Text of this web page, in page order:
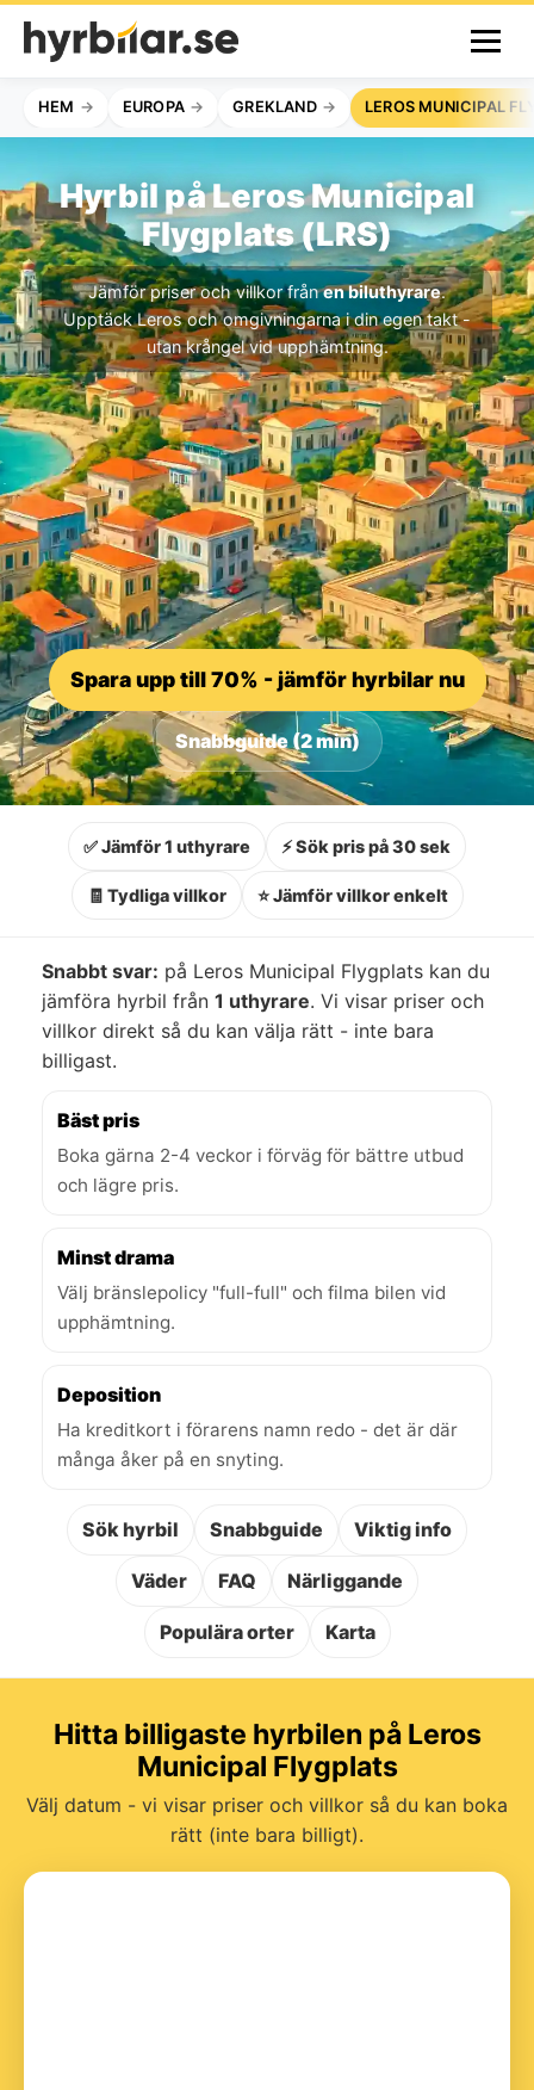
HEM EUROPA GREKLAND LEROS MUNICIPAL
Hyrbil på Leros Municipal
Flygplats (LRS)
Jämför priser och villkor frånen biluthyrare.
Upptäck Leros och omgivningarna i din egen takt -
utan krångel vid upphämtning.
Spara upp till 70% - jämför hyrbilar nu
Snabbguide (2 min)
✅ Jämför 1 uthyrare ⚡ Sök pris på 30 sek
🧾 Tydliga villkor ⭐ Jämför villkor enkelt
Snabbt svar: på Leros Municipal Flygplats kan du
jämföra hyrbil från 1 uthyrare. Vi visar priser och
villkor direkt så du kan välja rätt - inte bara
billigast.
Bäst pris
Boka gärna 2-4 veckor i förväg för bättre utbud
och lägre pris.
Minst drama
Välj bränslepolicy "full-full" och filma bilen vid
upphämtning.
Deposition
Ha kreditkort i förarens namn redo - det är där
många åker på en snyting.
Sök hyrbil Snabbguide Viktig info
Väder FAQ Närliggande
Populära orter Karta
Hitta billigaste hyrbilen på Leros
Municipal Flygplats
Välj datum - vi visar priser och villkor så du kan boka
rätt (inte bara billigt).